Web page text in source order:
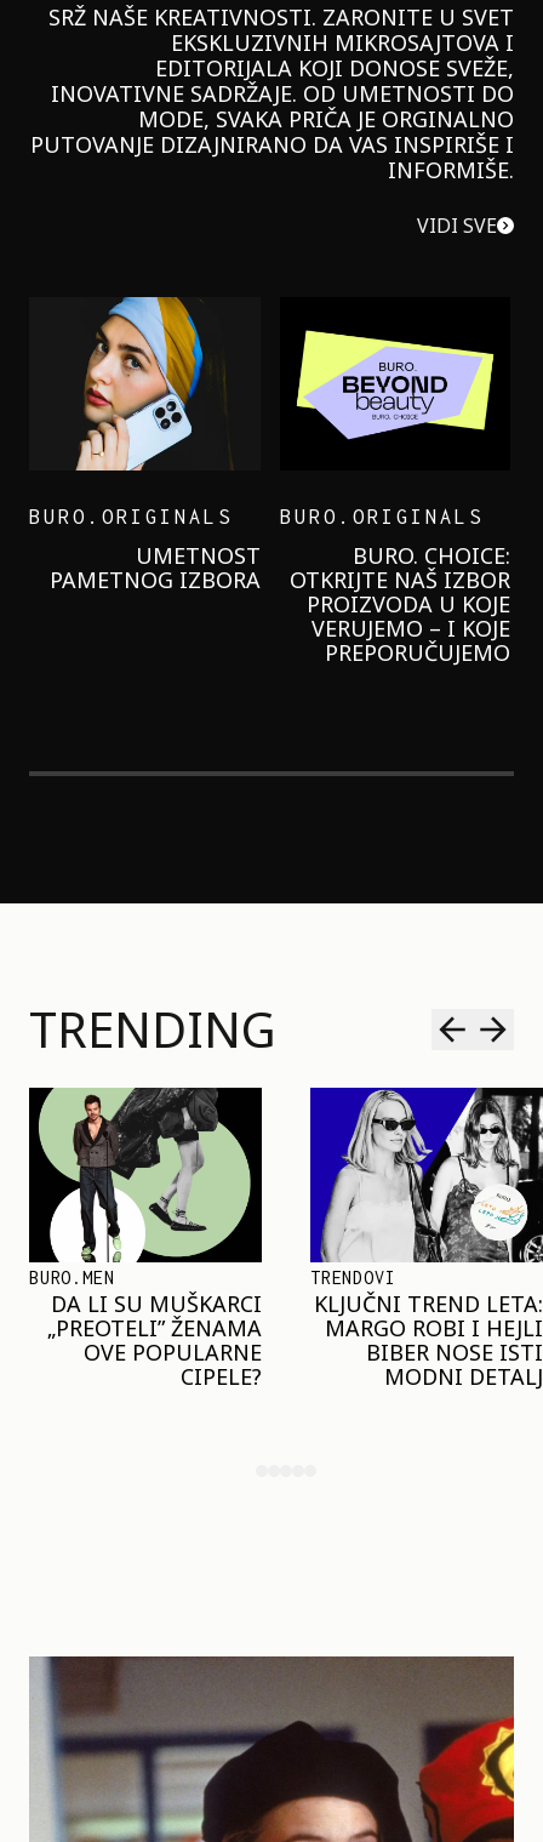
SRŽ NAŠE KREATIVNOSTI. ZARONITE U SVET
EKSKLUZIVNIH MIKROSAJTOVA I
EDITORIJALA KOJI DONOSE SVEŽE,
INOVATIVNE SADRŽAJE. OD UMETNOSTI DO
MODE, SVAKA PRIČA JE ORGINALNO
PUTOVANJE DIZAJNIRANO DA VAS INSPIRIŠE I
INFORMIŠE.
VIDI SVE
GARNIER KREMU I
NIKADA NIŠTA
LAGANIJE NISAM
KORISTILA
TRENDING
TRENDOVI
KLJUČNI TREND LETA:
MARGO ROBI I HEJLI
BIBER NOSE ISTI
MODNI DETALJ
SHOPPING
JOŠ JE RANO ZA JAKNE
– ALI U RESERVED JE
STIGAO MODEL KOJI
ĆE BITI VELIKI TREND